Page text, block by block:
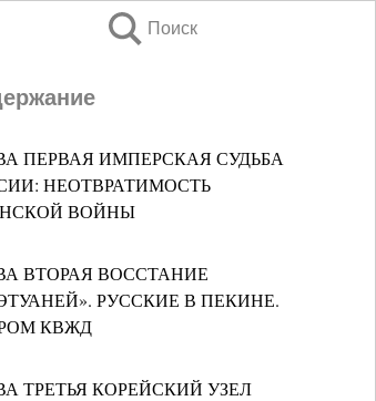
Поиск
ПЕРВАЯ ИМПЕРСКАЯ СУДЬБА
НЕОТВРАТИМОСТЬ
ВОЙНЫ
ВТОРАЯ ВОССТАНИЕ
РУССКИЕ В ПЕКИНЕ.
КВЖД
ТРЕТЬЯ КОРЕЙСКИЙ УЗЕЛ